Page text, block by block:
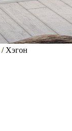
/ Хэгон